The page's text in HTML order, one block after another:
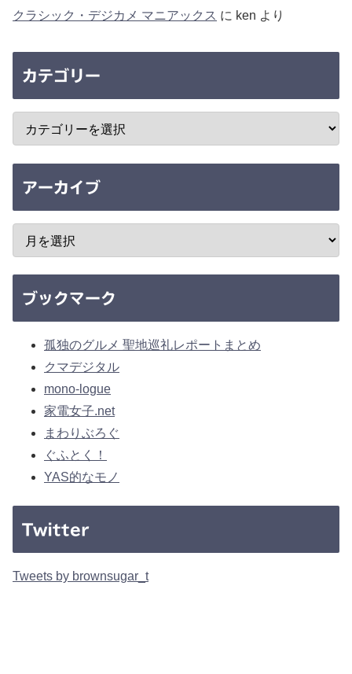
クラシック・デジカメ マニアックス に ken より
カテゴリー
アーカイブ
ブックマーク
孤独のグルメ 聖地巡礼レポートまとめ
クマデジタル
mono-logue
家電女子.net
まわりぶろぐ
ぐふとく！
YAS的なモノ
Twitter
Tweets by brownsugar_t